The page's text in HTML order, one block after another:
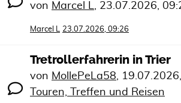
von Marcel L, 23.07.2026,
Marcel L 23.07.2026, 09:26
Tretrollerfahrerin in Trier
von MollePeLa58,
Touren, Treffen und Reisen